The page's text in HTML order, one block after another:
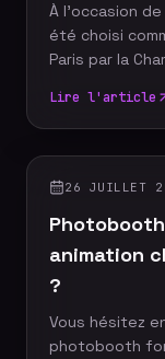
À l'occasion de
été choisi
Paris par la
réunissant
également
photos, la
création d'un
de l'événement.
Lire l'article
26 JUILLET
animation
?
Vous hésitez
photobooth